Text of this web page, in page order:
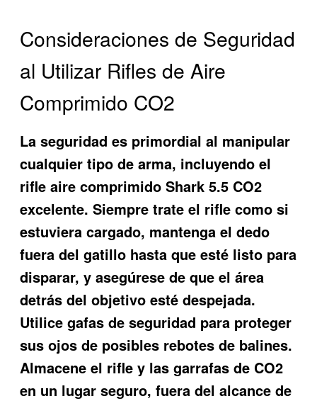
Consideraciones de Seguridad
al Utilizar Rifles de Aire
Comprimido CO2
La seguridad es primordial al manipular
cualquier tipo de arma, incluyendo el
rifle aire comprimido Shark 5.5 CO2
excelente. Siempre trate el rifle como si
estuviera cargado, mantenga el dedo
fuera del gatillo hasta que esté listo para
disparar, y asegúrese de que el área
detrás del objetivo esté despejada.
Utilice gafas de seguridad para proteger
sus ojos de posibles rebotes de balines.
Almacene el rifle y las garrafas de CO2
en un lugar seguro, fuera del alcance de